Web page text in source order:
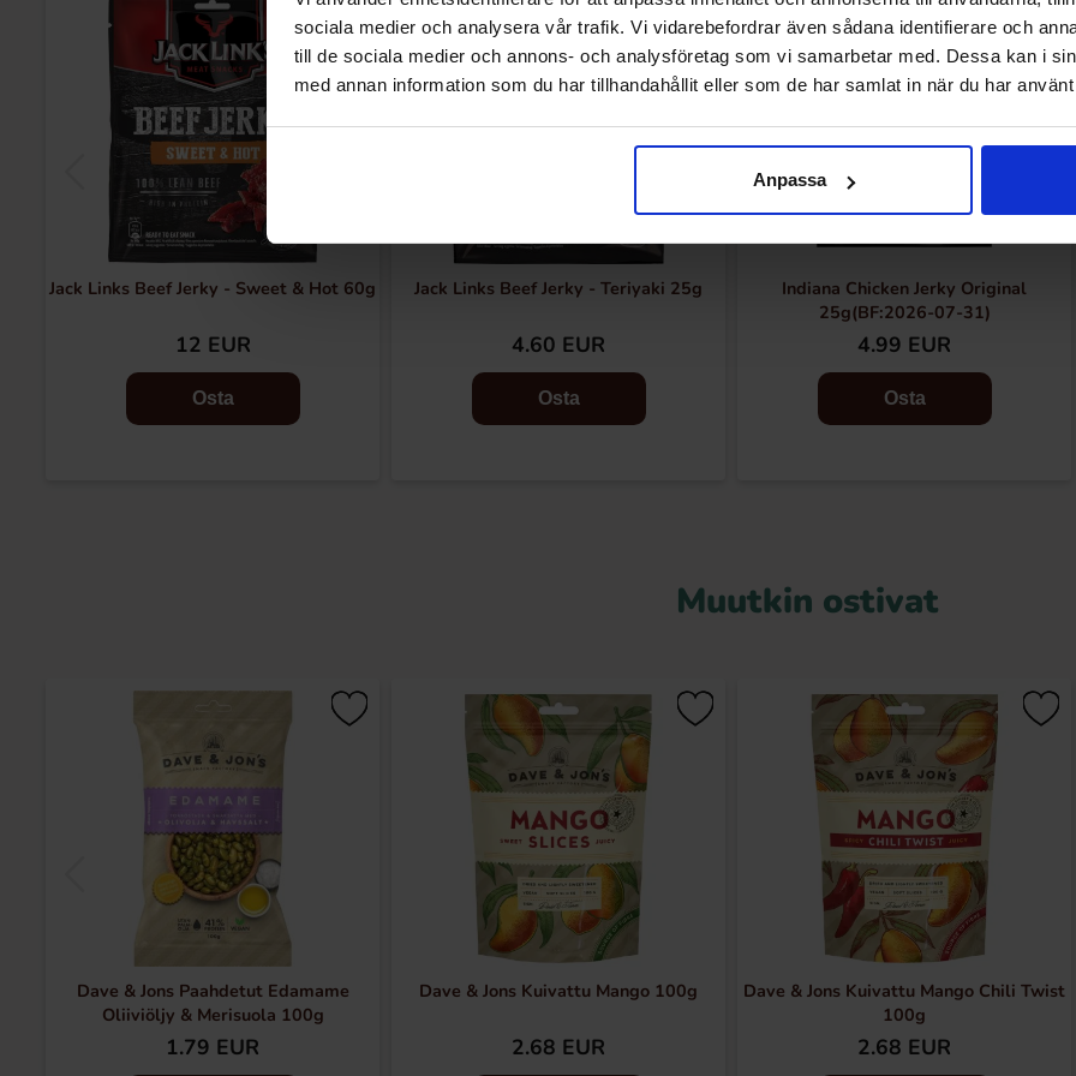
sociala medier och analysera vår trafik. Vi vidarebefordrar även sådana identifierare och
till de sociala medier och annons- och analysföretag som vi samarbetar med. Dessa kan i
med annan information som du har tillhandahållit eller som de har samlat in när du har
Anpassa
Jack Links Beef Jerky - Sweet & Hot 60g
12 EUR
Osta
Jack Links Beef Jerky - Teriyaki 25g
4.60 EUR
Osta
Indiana Chicken Jerky Original
25g(BF:2026-07-31)
4.99 EUR
Osta
Muutkin ostivat
Dave & Jons Paahdetut Edamame
Oliiviöljy & Merisuola 100g
1.79 EUR
Dave & Jons Kuivattu Mango 100g
2.68 EUR
Dave & Jons Kuivattu Mango Chili Twist
100g
2.68 EUR